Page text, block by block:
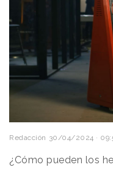
Redacción 30/04/2024 ·
¿Cómo pueden los